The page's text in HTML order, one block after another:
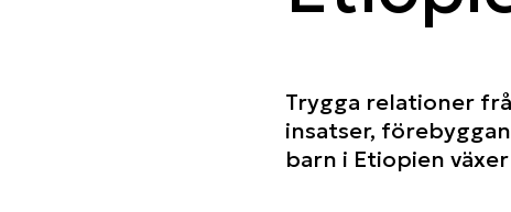
Trygga relationer
insatser,
barn i Etiopien